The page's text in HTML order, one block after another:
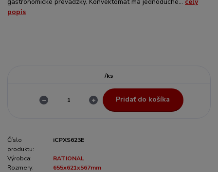
popis
/ks
Pridať do košíka
Číslo
produktu:
iCPXS623E
Výrobca:
RATIONAL
Rozmery:
655x621x567mm